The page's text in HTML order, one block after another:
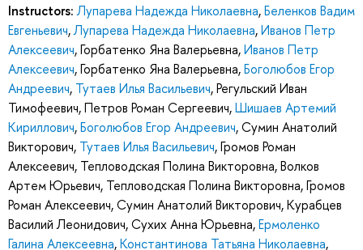
Instructors: Лупарева Надежда Николаевна,Беленков Вадим
Евгеньевич,Лупарева Надежда Николаевна,Иванов Петр
Алексеевич,Горбатенко Яна Валерьевна,Иванов Петр
Алексеевич,Горбатенко Яна Валерьевна,Боголюбов Егор
Андреевич, Тутаев Илья Васильевич,Регульский Иван
Тимофеевич,Петров Роман Сергеевич,Шишаев Артемий
Кириллович,Боголюбов Егор Андреевич,Сумин Анатолий
Викторович, Тутаев Илья Васильевич,Громов Роман
Алексеевич, Тепловодская Полина Викторовна,Волков
Артем Юрьевич, Тепловодская Полина Викторовна,Громов
Роман Алексеевич,Сумин Анатолий Викторович,Курабцев
Василий Леонидович,Сухих Анна Юрьевна,Ермоленко
Галина Алексеевна,Константинова Татьяна Николаевна,